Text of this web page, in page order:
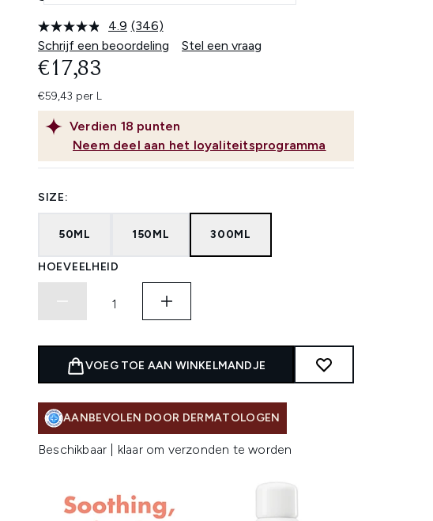
4.9 Lees
346
beoordelingen.
(346)
Schrijf een beoordeling
Stel een vraag
Verdien 18 punten
Neem deel aan het loyaliteitsprogramma
€17,83
€59,43 per L
SIZE:
50ML 150ML 300ML
HOEVEELHEID
VOEG TOE AAN WINKELMANDJE
AANBEVOLEN DOOR DERMATOLOGEN
Beschikbaar | klaar om verzonden te worden